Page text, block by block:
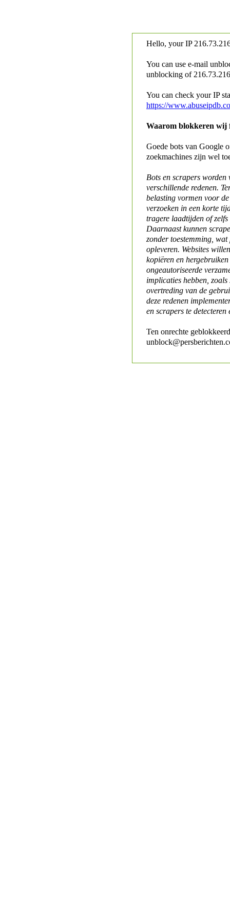
Hello, your IP
You can use e-mail
unblocking of
You can check your IP
https://
Waarom blokkeren wij
Goede bots van Google
zoekmachines zijn wel
Bots en scrapers worden
verschillende redenen.
belasting vormen voor
verzoeken in een korte
tragere laadtijden of
Daarnaast kunnen
zonder toestemming,
opleveren. Websites
kopiëren en
ongeautoriseerde
implicaties hebben,
overtreding van de
deze redenen
en scrapers te detecteren
Ten onrechte